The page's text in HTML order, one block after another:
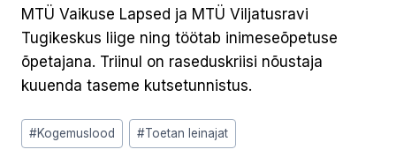
MTÜ Vaikuse Lapsed ja MTÜ Viljatusravi
Tugikeskus liige ning töötab inimeseõpetuse
õpetajana. Triinul on raseduskriisi nõustaja
kuuenda taseme kutsetunnistus.
Post
Tags:
#Kogemuslood #Toetan leinajat